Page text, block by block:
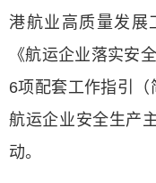
港航业高质量发展
《航运企业落实安
6项配套工作指引（
航运企业安全生产
动。